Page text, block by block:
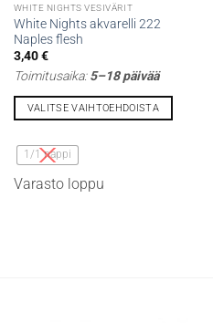
WHITE NIGHTS VESIVÄRIT
White Nights akvarelli 222
Naples flesh
3,40€
Toimitusaika:5–18 päivää
VALITSE VAIHTOEHDOISTA
tuotteella
on
useampi
1/1 nappi
Varasto loppu